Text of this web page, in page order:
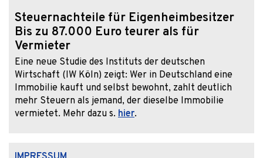
Steuernachteile für Eigenheimbesitzer
Bis zu 87.000 Euro teurer als für
Vermieter
Eine neue Studie des Instituts der deutschen
Wirtschaft (IW Köln) zeigt: Wer in Deutschland eine
Immobilie kauft und selbst bewohnt, zahlt deutlich
mehr Steuern als jemand, der dieselbe Immobilie
vermietet. Mehr dazu s. hier.